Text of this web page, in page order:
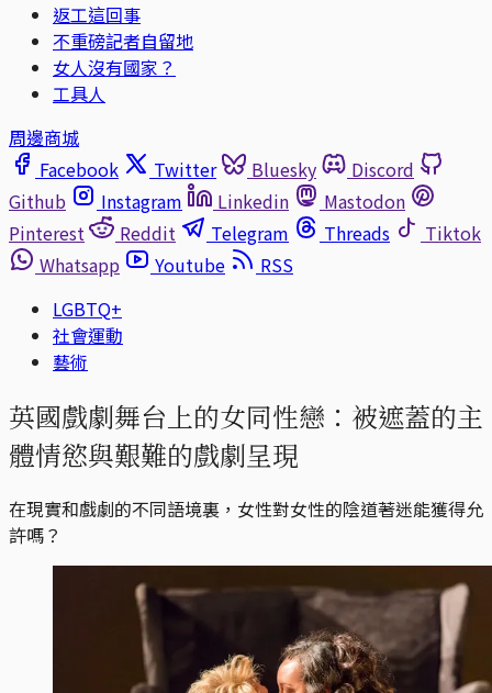
返工這回事
不重磅記者自留地
女人沒有國家？
工具人
周邊商城
Facebook
Twitter Bluesky
Discord
Github
Instagram Linkedin
Mastodon
Pinterest
Reddit Telegram Threads
Tiktok
Whatsapp
Youtube
RSS
LGBTQ+
社會運動
藝術
英國戲劇舞台上的女同性戀：被遮蓋的主
體情慾與艱難的戲劇呈現
在現實和戲劇的不同語境裏，女性對女性的陰道著迷能獲得允
許嗎？